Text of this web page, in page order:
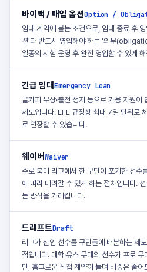
바이백 / 매입 옵션Option /
임대 계약에 붙는 조건으로, 임대 종료 후
션'과 반드시 영입해야 하는 '의무
일종의 시험 운영 후 완전 영입할 수 있게
긴급 임대Emergency Loan
골키퍼 부상·출전 정지 등으로 가용 자원이
제도입니다. EFL 규정상 최대 7일 단위로
로 연장할 수 있습니다.
웨이버Waiver
주로 북미 리그에서 한 구단이 포기한 선수
에 따라 데려갈 수 있게 하는 절차입니다.
는 방식을 가리킵니다.
드래프트Draft
리그가 신인 선수를 구단들에 배분하는 제
적입니다. 대학·유스 무대의 선수가 프로
만, 홈그로운 직접 계약이 늘며 비중은 줄어